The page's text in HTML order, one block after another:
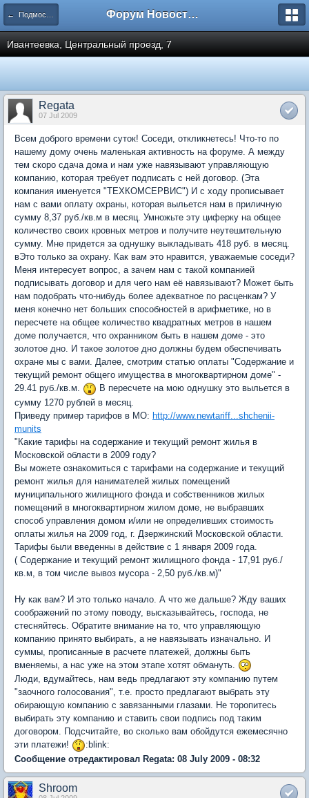
← Подмосковье Форум Новостройки
Ивантеевка, Центральный проезд, 7
Regata
07 Jul 2009
Всем доброго времени суток! Соседи, откликнетесь! Что-то по
нашему дому очень маленькая активность на форуме. А между
тем скоро сдача дома и нам уже навязывают управляющую
компанию, которая требует подписать с ней договор. (Эта
компания именуется "ТЕХКОМСЕРВИС") И с ходу прописывает
нам с вами оплату охраны, которая выльется нам в приличную
сумму 8,37 руб./кв.м в месяц. Умножьте эту циферку на общее
количество своих кровных метров и получите неутешительную
сумму. Мне придется за однушку выкладывать 418 руб. в месяц.
вЭто только за охрану. Как вам это нравится, уважаемые соседи?
Меня интересует вопрос, а зачем нам с такой компанией
подписывать договор и для чего нам её навязывают? Может быть
нам подобрать что-нибудь более адекватное по расценкам? У
меня конечно нет больших способностей в арифметике, но в
пересчете на общее количество квадратных метров в нашем
доме получается, что охранником быть в нашем доме - это
золотое дно. И такое золотое дно должны будем обеспечивать
охране мы с вами. Далее, смотрим статью оплаты "Содержание и
текущий ремонт общего имущества в многоквартирном доме" -
29.41 руб./кв.м.
В пересчете на мою однушку это выльется в
сумму 1270 рублей в месяц.
Приведу пример тарифов в МО: http://www.newtariff...shchenii-
munits
"Какие тарифы на содержание и текущий ремонт жилья в
Московской области в 2009 году?
Вы можете ознакомиться с тарифами на содержание и текущий
ремонт жилья для нанимателей жилых помещений
муниципального жилищного фонда и собственников жилых
помещений в многоквартирном жилом доме, не выбравших
способ управления домом и/или не определивших стоимость
оплаты жилья на 2009 год, г. Дзержинский Московской области.
Тарифы были введенны в действие с 1 января 2009 года.
( Содержание и текущий ремонт жилищного фонда - 17,91 руб./
кв.м, в том числе вывоз мусора - 2,50 руб./кв.м)"
Ну как вам? И это только начало. А что же дальше? Жду ваших
соображений по этому поводу, высказывайтесь, господа, не
стесняйтесь. Обратите внимание на то, что управляющую
компанию принято выбирать, а не навязывать изначально. И
суммы, прописанные в расчете платежей, должны быть
вменяемы, а нас уже на этом этапе хотят обмануть.
Люди, вдумайтесь, нам ведь предлагают эту компанию путем
"заочного голосования", т.е. просто предлагают выбрать эту
обирающую компанию с завязанными глазами. Не торопитесь
выбирать эту компанию и ставить свои подпись под таким
договором. Подсчитайте, во сколько вам обойдутся ежемесячно
эти платежи!
:blink:
Сообщение отредактировал Regata: 08 July 2009 - 08:32
Shroom